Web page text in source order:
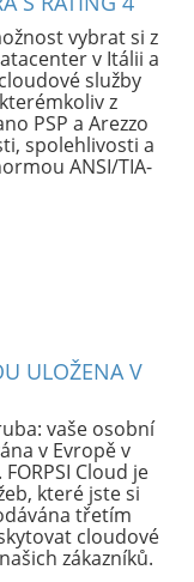
vybrat si z
v Itálii a
služby
z
PSP a Arezzo
spolehlivosti a
ANSI/TIA-
ULOŽENA V
vaše osobní
v Evropě v
Cloud je
které jste si
třetím
cloudové
zákazníků.